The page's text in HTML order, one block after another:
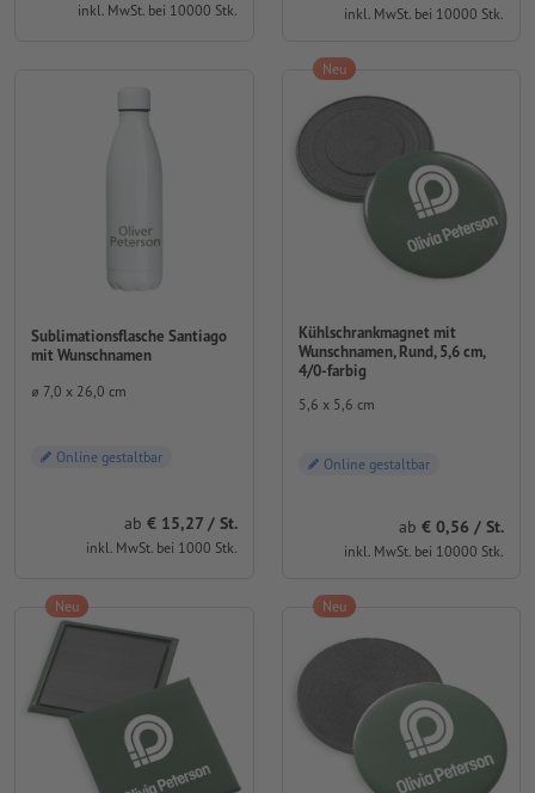
inkl. MwSt. bei 10000 Stk. inkl. MwSt. bei 10000 Stk.
Sublimationsflasche Santiago
mit Wunschnamen
⌀ 7,0 x 26,0 cm
Online gestaltbar
ab 15,27 / St.
inkl. MwSt. bei 1000 Stk.
Kühlschrankmagnet mit
Wunschnamen, Rund, 5,6 cm,
4/0-farbig
5,6 x 5,6 cm
Online gestaltbar
ab 0,56 / St.
inkl. MwSt. bei 10000 Stk.
Neu
Neu Neu